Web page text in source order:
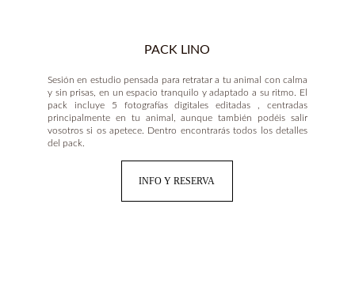
PACK LINO
Sesión en estudio pensada para retratar a tu animal con calma
y sin prisas, en un espacio tranquilo y adaptado a su ritmo. El
pack incluye 5 fotografías digitales editadas , centradas
principalmente en tu animal, aunque también podéis salir
vosotros si os apetece. Dentro encontrarás todos los detalles
del pack.
INFO Y RESERVA